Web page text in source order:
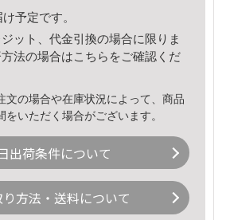
予定です。
ット、代金引換の場合に限りま
法の場合はこちら をご確認くだ
の場合や在庫状況によって、商品
をいただく場合がございます。
出荷条件について
方法・送料について